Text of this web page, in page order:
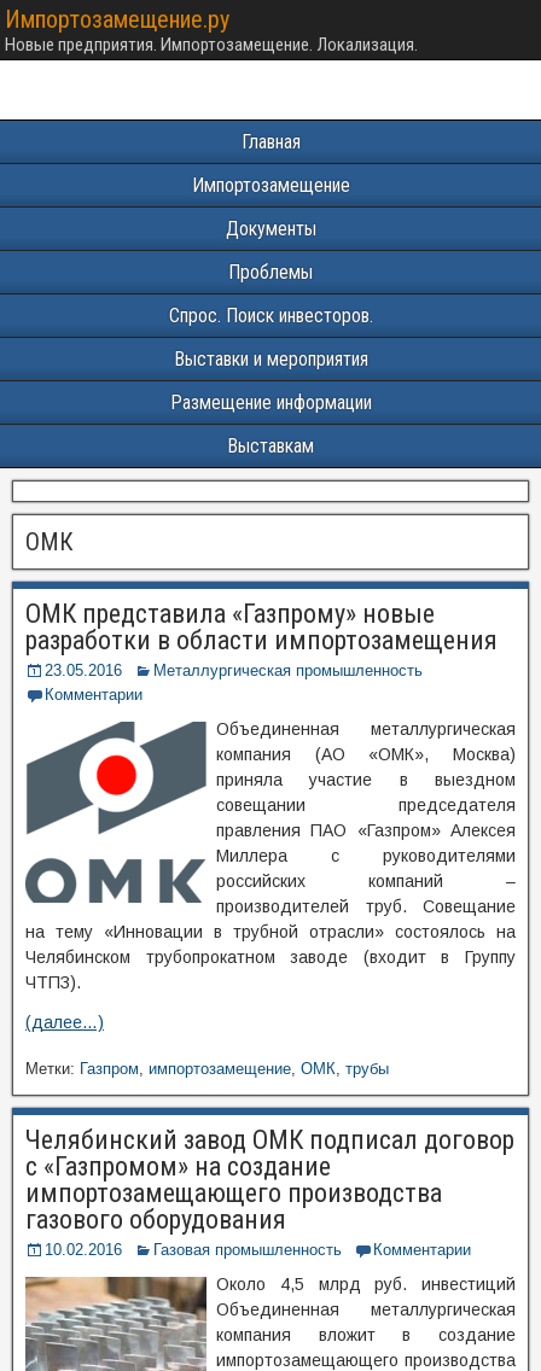
Импортозамещение.ру
Новые предприятия. Импортозамещение. Локализация.
Главная
Импортозамещение
Документы
Проблемы
Спрос. Поиск инвесторов.
Выставки и мероприятия
Размещение информации
Выставкам
ОМК
ОМК представила «Газпрому» новые
разработки в области импортозамещения
23.05.2016
Металлургическая промышленность
Комментарии
Объединенная металлургическая
компания (АО «ОМК», Москва)
приняла участие в выездном
совещании председателя
правления ПАО «Газпром» Алексея
Миллера с руководителями
российских компаний –
производителей труб. Совещание
на тему «Инновации в трубной отрасли» состоялось на
Челябинском трубопрокатном заводе (входит в Группу
ЧТПЗ).
(далее…)
Метки: Газпром, импортозамещение, ОМК, трубы
Челябинский завод ОМК подписал договор
с «Газпромом» на создание
импортозамещающего производства
газового оборудования
10.02.2016 Газовая промышленность Комментарии
Около 4,5 млрд руб. инвестиций
Объединенная металлургическая
компания вложит в создание
импортозамещающего производства